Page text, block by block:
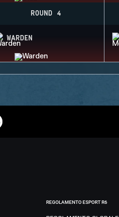
ROUND 4
WARDEN
REGOLAMENTO ESPORT R6